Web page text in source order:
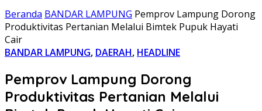
Beranda BANDAR LAMPUNG Pemprov Lampung Dorong
Produktivitas Pertanian Melalui Bimtek Pupuk Hayati
Cair
BANDAR LAMPUNG, DAERAH, HEADLINE
Pemprov Lampung Dorong
Produktivitas Pertanian Melalui